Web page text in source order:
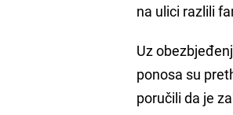
na ulici razlili
Uz
ponosa su
poručili da je